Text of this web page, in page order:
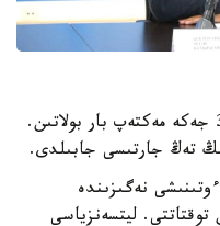
جىل باسىندا قىزىلوردا وبلىسىندا 32 جەكە مەكتەپ بار بولاتىن.
تەڭ جارتىسى جابىلدى.
ايلارىندا 4 ى ءوز ءوتىنىشى نەگىزىندە
ليتسەنزياسى